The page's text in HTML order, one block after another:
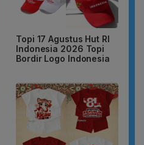
Topi 17 Agustus Hut RI
Indonesia 2026 Topi
Bordir Logo Indonesia